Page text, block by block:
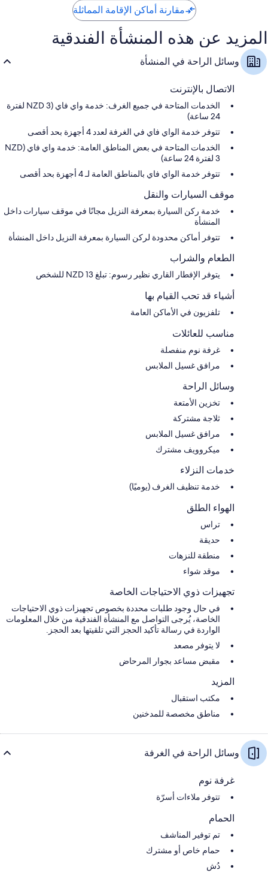
مقارنة أماكن الإقامة المماثلة
المزيد عن هذه المنشأة الفندقية
وسائل الراحة في المنشأة
الاتصال بالإنترنت
الخدمات المتاحة في جميع الغرف: خدمة واي فاي (NZD 3 لفترة
24 ساعة)
تتوفر خدمة الواي فاي في الغرفة لعدد 4 أجهزة بحد أقصى
الخدمات المتاحة في بعض المناطق العامة: خدمة واي فاي (NZD
3 لفترة 24 ساعة)
تتوفر خدمة الواي فاي بالمناطق العامة لـ 4 أجهزة بحد أقصى
موقف السيارات والنقل
خدمة ركن السيارة بمعرفة النزيل مجانًا في موقف سيارات داخل
المنشأة
تتوفر أماكن محدودة لركن السيارة بمعرفة النزيل داخل المنشأة
الطعام والشراب
يتوفر الإفطار القاري نظير رسوم: تبلغ 13 NZD للشخص
أشياء قد تحب القيام بها
تلفزيون في الأماكن العامة
مناسب للعائلات
غرفة نوم منفصلة
مرافق غسيل الملابس
وسائل الراحة
تخزين الأمتعة
ثلاجة مشتركة
مرافق غسيل الملابس
ميكروويف مشترك
خدمات النزلاء
خدمة تنظيف الغرف (يوميًا)
الهواء الطلق
تراس
حديقة
منطقة للنزهات
موقد شواء
تجهيزات ذوي الاحتياجات الخاصة
في حال وجود طلبات محددة بخصوص تجهيزات ذوي الاحتياجات
الخاصة، يُرجى التواصل مع المنشأة الفندقية من خلال المعلومات
الواردة في رسالة تأكيد الحجز التي تلقيتها بعد الحجز.
لا يتوفر مصعد
مقبض مساعد بجوار المرحاض
المزيد
مكتب استقبال
مناطق مخصصة للمدخنين
وسائل الراحة في الغرفة
غرفة نوم
تتوفر ملاءات أسرّة
الحمام
تم توفير المناشف
حمام خاص أو مشترك
دُش